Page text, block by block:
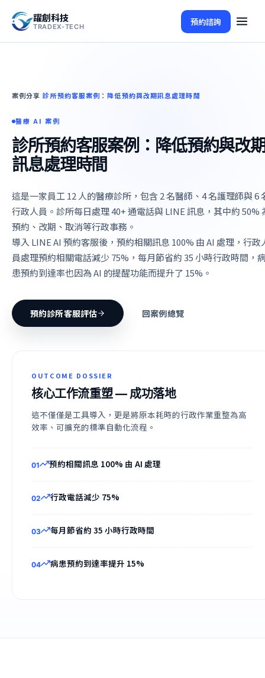
躍創科技
TRADEX-TECH 預約諮詢
案例分享 /診所預約客服案例：降低預約與改期訊息處理時間
醫療 AI 案例
診所預約客服案例：降低預約與改
訊息處理時間
這是一家員工 12 人的醫療診所，包含 2 名醫師、4 名護理師與 6
行政人員。診所每日處理 40+ 通電話與 LINE 訊息，其中約 50%
預約、改期、取消等行政事務。
導入 LINE AI 預約客服後，預約相關訊息 100% 由 AI 處理，行政
員處理預約相關電話減少 75%，每月節省約 35 小時行政時間，
患預約到達率也因為 AI 的提醒功能而提升了 15%。
預約診所客服評估 回案例總覽
OUTCOME DOSSIER
核心工作流重塑— 成功落地
這不僅僅是工具導入，更是將原本耗時的行政作業重整為高
效率、可擴充的標準自動化流程。
01 預約相關訊息 100% 由 AI 處理
02 行政電話減少 75%
03 每月節省約 35 小時行政時間
04 病患預約到達率提升 15%